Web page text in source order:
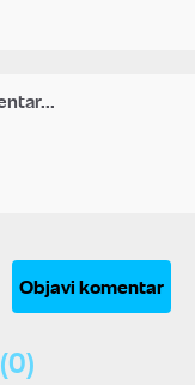
Objavi komentar
(0)